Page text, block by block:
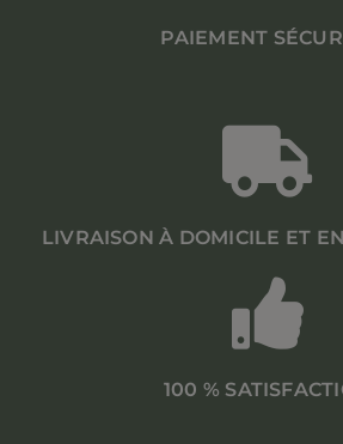
PAIEMENT
LIVRAISON À DOMICILE ET
100 %